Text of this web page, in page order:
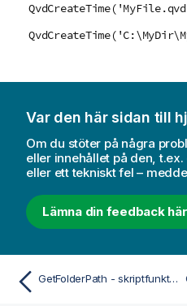
Var den här sidan till
Om du stöter på några
eller innehållet på den,
eller ett tekniskt fel –
Lämna din feedback här
GetFolderPath - skriptfunktion